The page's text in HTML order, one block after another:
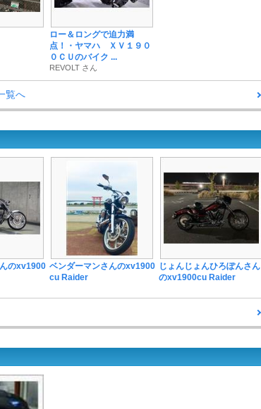
ロー＆ロングで迫力満
点！・ヤマハ ＸＶ１９０
０ＣＵのバイク ...
REVOLT さん
覧へ
のxv1900 ベンダーマンさんのxv1900
cu Raider
じょんじょんひろぽんさん
のxv1900cu Raider